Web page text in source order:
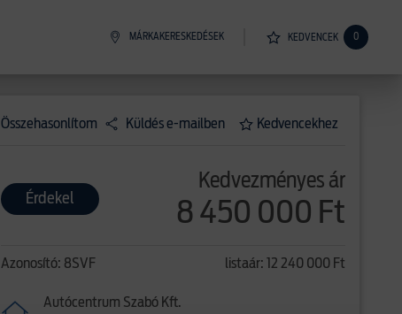
MÁRKAKERESKEDÉSEK KEDVENCEK 0
Összehasonlítom Küldés e-mailben Kedvencekhez
Érdekel
Kedvezményes ár
8 450 000 Ft
Azonosító: 8SVF listaár: 12 240 000 Ft
Autócentrum Szabó Kft.